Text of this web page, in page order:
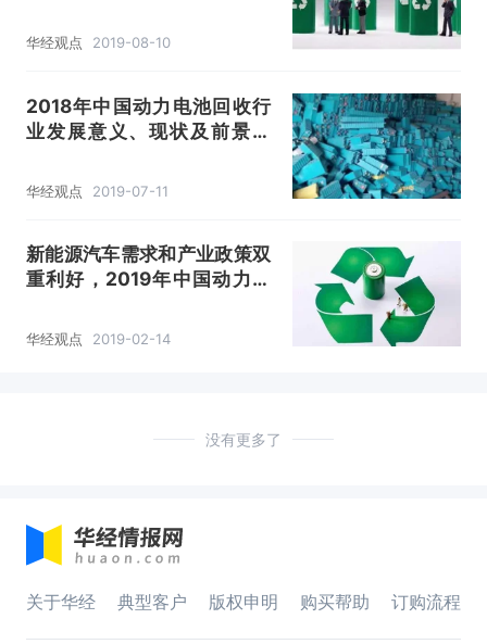
展「图」
华经观点 2019-08-10
2018年中国动力电池回收行
业发展意义、现状及前景分
有可为「图」
华经观点 2019-07-11
新能源汽车需求和产业政策双
重利好，2019年中国动力电
华经观点 2019-02-14
没有更多了
关于华经 典型客户 版权申明 购买帮助 订购流程